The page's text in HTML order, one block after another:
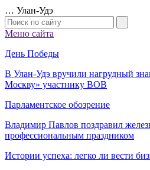
… Улан-Удэ
Меню сайта
День Победы
В Улан-Удэ вручили нагрудный
Москву» участнику ВОВ
Парламентское обозрение
Владимир Павлов поздравил
профессиональным праздником
Истории успеха: легко ли вести